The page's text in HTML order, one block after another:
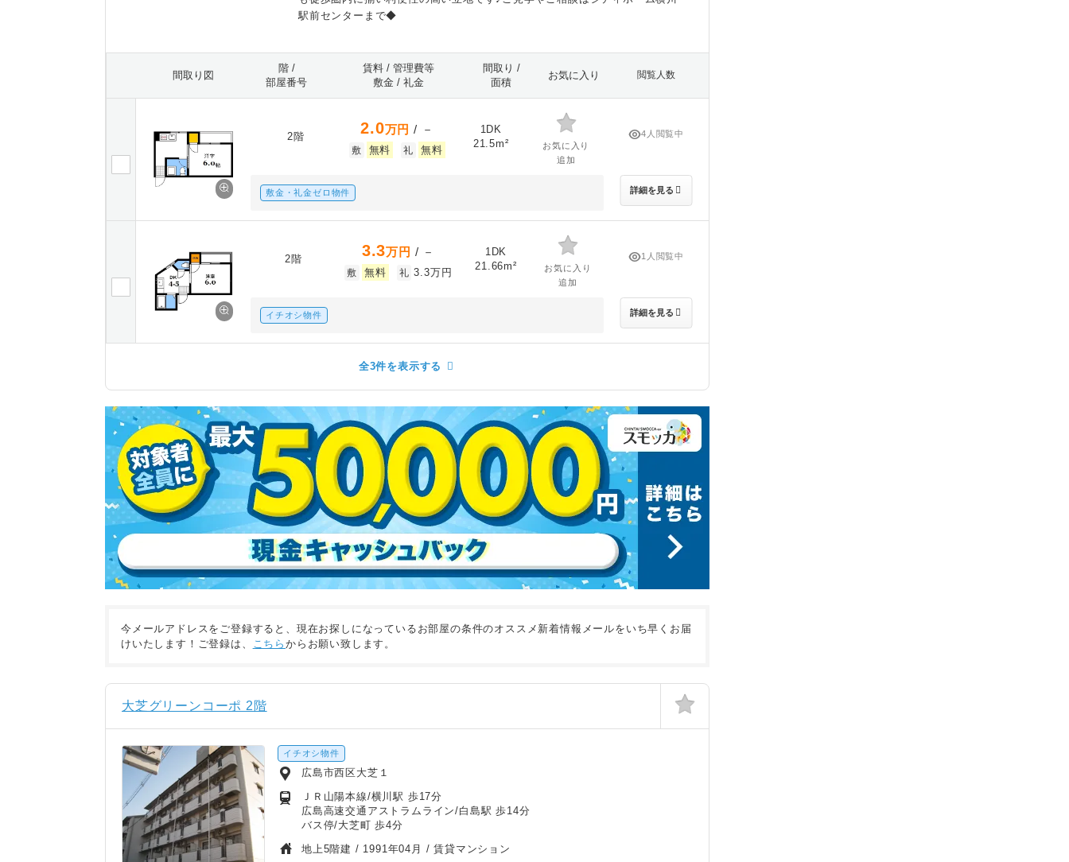
駅前センターまで◆
間取り図
階 /
部屋番号
賃料 / 管理費等
敷金 / 礼金
間取り /
面積
お気に入り 閲覧人数
2階 2.0万円 / －
敷 無料 礼 無料
1DK
21.5m²
お気に入り
追加
敷金・礼金ゼロ物件
4人閲覧中
詳細を見る
2階 3.3万円 / －
敷 無料 礼 3.3万円
1DK
21.66m²
お気に入り
追加
イチオシ物件
1人閲覧中
詳細を見る
全3件を表示する
今メールアドレスをご登録すると、現在お探しになっているお部屋の条件のオススメ新着情報メールをいち早くお届
けいたします！ご登録は、 こちらからお願い致します。
大芝グリーンコーポ 2階
イチオシ物件
広島市西区大芝１
ＪＲ山陽本線/横川駅 歩17分
広島高速交通アストラムライン/白島駅 歩14分
バス停/大芝町 歩4分
地上5階建 / 1991年04月 / 賃貸マンション